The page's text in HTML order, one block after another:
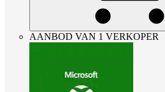
AANBOD VAN 1 VERKOPER